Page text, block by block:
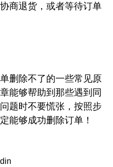
商退货，或者等待订单
删除不了的一些常见原
能够帮助到那些遇到同
题时不要慌张，按照步
能够成功删除订单！